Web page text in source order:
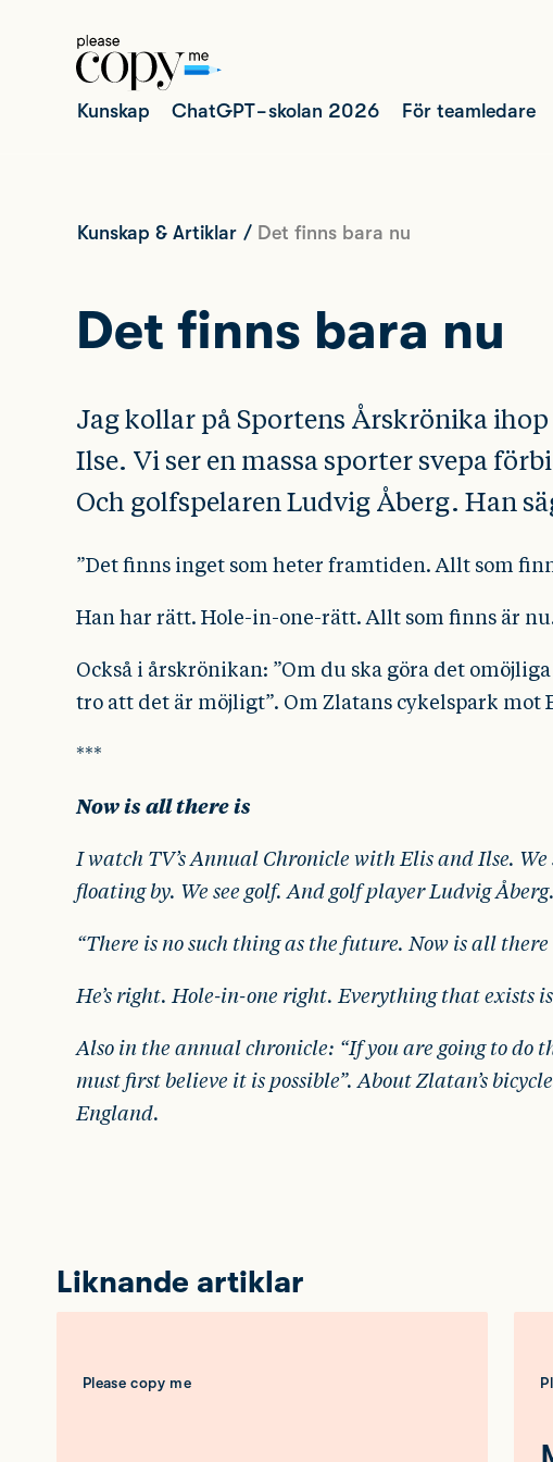
Kunskap ChatGPT-skolan 2026 För teamledare
Kunskap & Artiklar / Det finns bara nu
Det finns bara nu
Jag kollar på Sportens Årskrönika ihop
Ilse. Vi ser en massa sporter svepa
Och golfspelaren Ludvig Åberg. Han
”Det finns inget som heter framtiden. Allt som
Han har rätt. Hole-in-one-rätt. Allt som finns är
Också i årskrönikan: ”Om du ska göra det
tro att det är möjligt”. Om Zlatans cykelspark mot
***
Now is all there is
I watch TV’s Annual Chronicle with Elis and Ilse. We
floating by. We see golf. And golf player Ludvig
“There is no such thing as the future. Now is all there
He’s right. Hole-in-one right. Everything that exists
Also in the annual chronicle: “If you are going to do
must first believe it is possible”. About Zlatan’s
England.
Liknande artiklar
Please copy me